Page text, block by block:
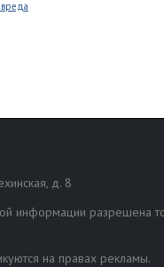
вреда
д. 8
информации разрешена
на правах рекламы.